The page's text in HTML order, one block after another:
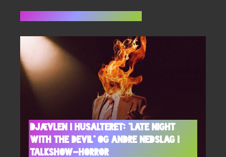
Djævlen i husalteret: “Late night
with the devil” og andre nedslag i
talkshow-horror